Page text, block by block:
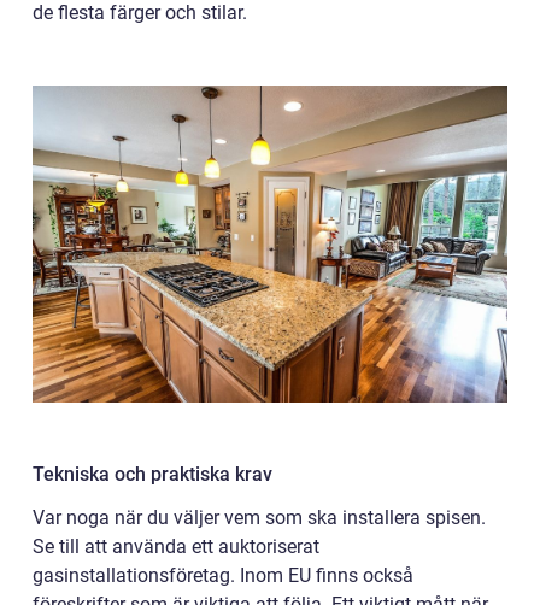
de flesta färger och stilar.
Tekniska och praktiska krav
Var noga när du väljer vem som ska installera spisen.
Se till att använda ett auktoriserat
gasinstallationsföretag. Inom EU finns också